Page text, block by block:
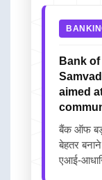
Bank
aimed
बैंक ऑफ
बेहतर
एआई-